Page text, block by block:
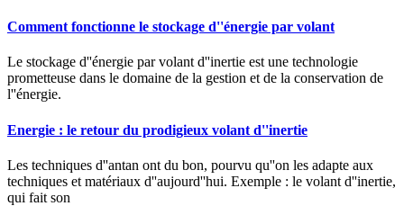
Comment fonctionne le stockage d''énergie par volant
Le stockage d''énergie par volant d''inertie est une technologie
prometteuse dans le domaine de la gestion et de la conservation de
l''énergie.
Energie : le retour du prodigieux volant d''inertie
Les techniques d''antan ont du bon, pourvu qu''on les adapte aux
techniques et matériaux d''aujourd''hui. Exemple : le volant d''inertie,
qui fait son